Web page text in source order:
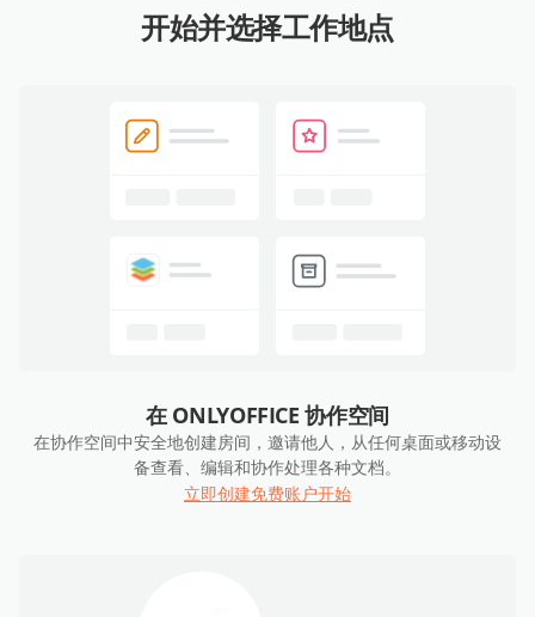
开始并选择工作地点
在 ONLYOFFICE 协作空间
在协作空间中安全地创建房间，邀请他人，从任何桌面或移动设
备查看、编辑和协作处理各种文档。
立即创建免费账户开始